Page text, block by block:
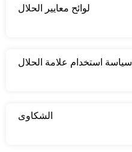
لوائح معايير الحلال
سياسة استخدام علامة الحلال
الشكاوى